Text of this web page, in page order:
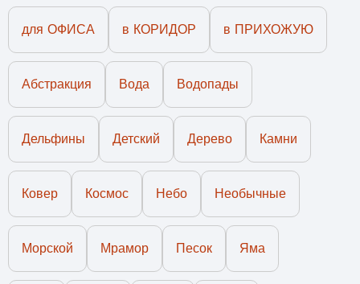
для ОФИСА в КОРИДОР в ПРИХОЖУЮ
Абстракция Вода Водопады
Дельфины Детский Дерево Камни
Ковер Космос Небо Необычные
Морской Мрамор Песок Яма